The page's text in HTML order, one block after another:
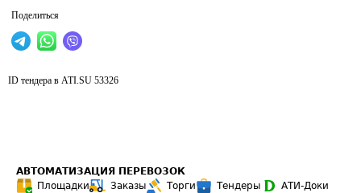
Поделиться
ID тендера в ATI.SU 53326
АВТОМАТИЗАЦИЯ ПЕРЕВОЗОК
Площадки
Заказы Торги Тендеры
АТИ-Доки